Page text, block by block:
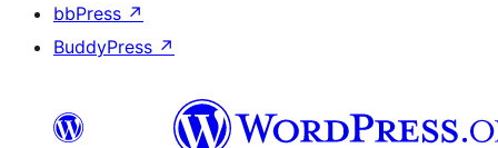
bbPress ↗
BuddyPress ↗